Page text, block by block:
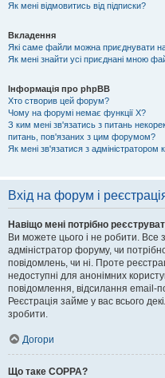
Як мені відмовитись від підписки?
Вкладення
Які саме файли можна приєднувати
Як мені знайти усі приєднані мною
Інформація про phpBB
Хто створив цей форум?
Чому на форумі немає функції X?
З ким мені зв'язатись з питань
питань, пов'язаних з цим форумом?
Як мені зв'язатися з адміністратором
Вхід на форум і
Навіщо мені потрібно
Ви можете цього і не робити. Все
адміністратор форуму, чи
повідомлень, чи ні. Проте
недоступні для анонімних
повідомлення, відсилання email-
Реєстрація займе у вас всього
зробити.
Догори
Що таке COPPA?